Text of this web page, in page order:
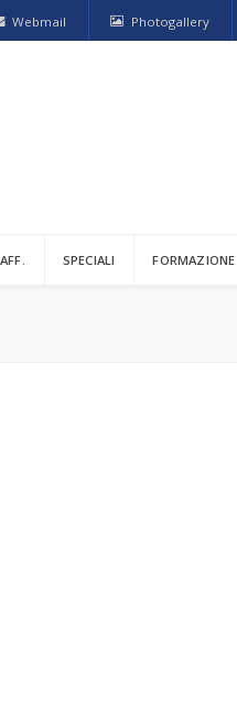
Webmail Photogallery
SPECIALI FORMAZIONE